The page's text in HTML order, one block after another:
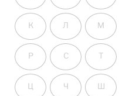
К Л М
Р С Т
Ц Ч Ш